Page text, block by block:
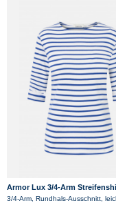
Armor Lux 3/4-Arm
sternblau Damen
3/4-Arm, Rundhals-Ausschnitt,